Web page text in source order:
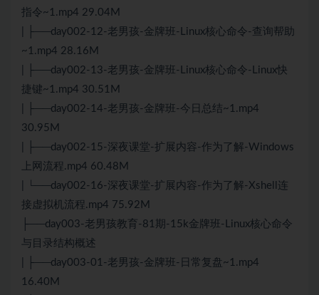
指令~1.mp4 29.04M
| ├──day002-12-老男孩-金牌班-Linux核心命令-查询帮助
~1.mp4 28.16M
| ├──day002-13-老男孩-金牌班-Linux核心命令-Linux快
捷键~1.mp4 30.51M
| ├──day002-14-老男孩-金牌班-今日总结~1.mp4
30.95M
| ├──day002-15-深夜课堂-扩展内容-作为了解-Windows
上网流程.mp4 60.48M
| └──day002-16-深夜课堂-扩展内容-作为了解-Xshell连
接虚拟机流程.mp4 75.92M
├──day003-老男孩教育-81期-15k金牌班-Linux核心命令
与目录结构概述
| ├──day003-01-老男孩-金牌班-日常复盘~1.mp4
16.40M